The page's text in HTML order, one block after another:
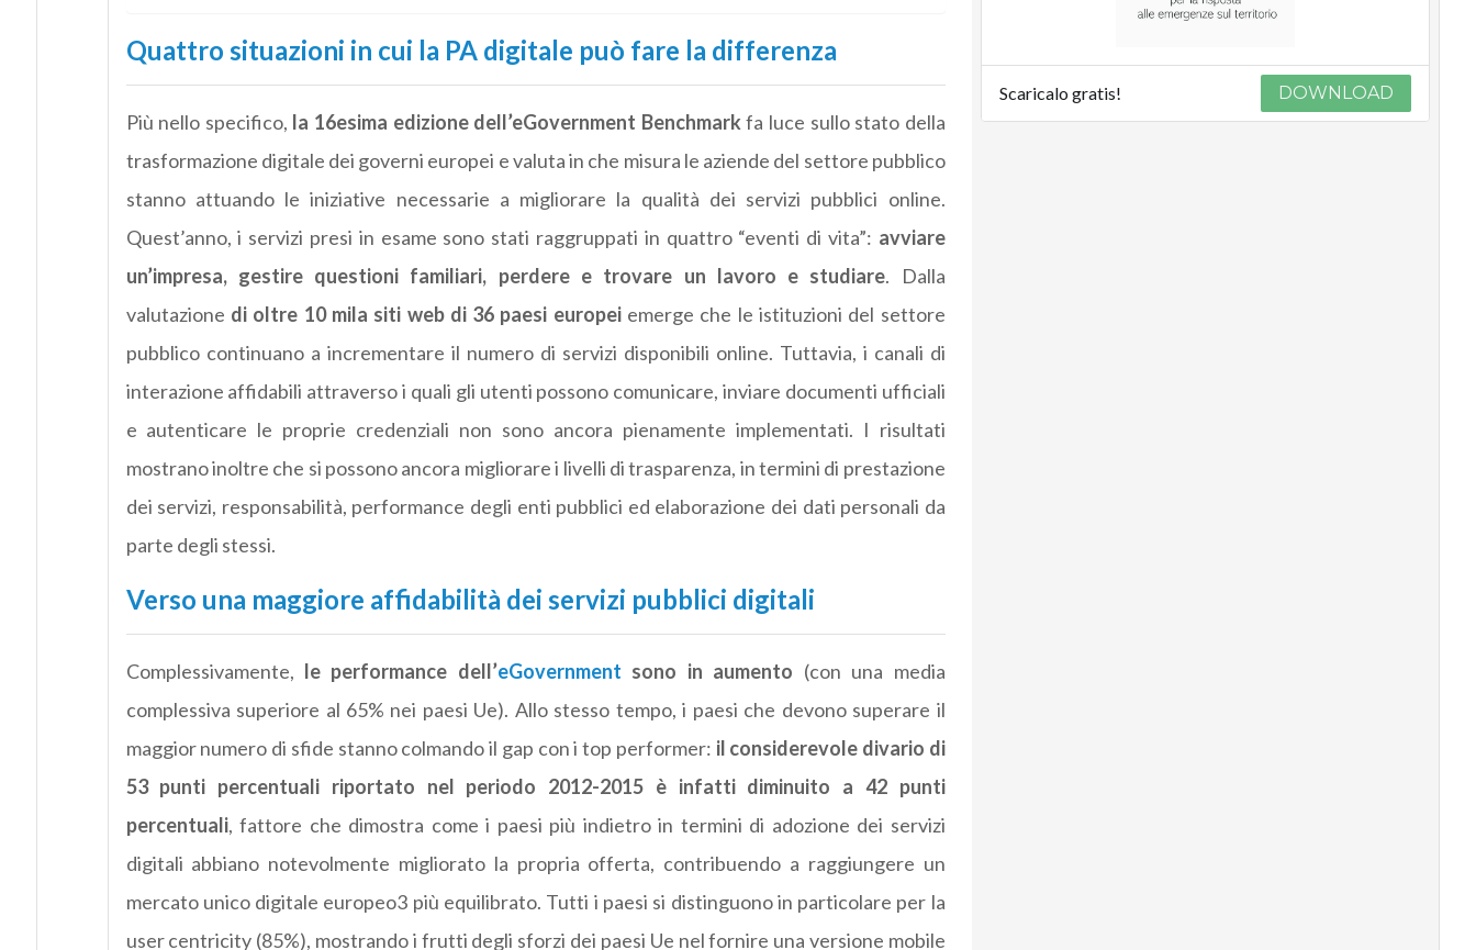
Quattro situazioni in cui la PA digitale può fare la differenza
Più nello specifico, la 16esima edizione dell’eGovernment Benchmark fa luce sullo stato della
trasformazione digitale dei governi europei e valuta in che misura le aziende del settore pubblico
stanno attuando le iniziative necessarie a migliorare la qualità dei servizi pubblici online.
Quest’anno, i servizi presi in esame sono stati raggruppati in quattro “eventi di vita”: avviare
un’impresa, gestire questioni familiari, perdere e trovare un lavoro e studiare. Dalla
valutazione di oltre 10 mila siti web di 36 paesi europeiemerge che le istituzioni del settore
pubblico continuano a incrementare il numero di servizi disponibili online. Tuttavia, i canali di
interazione affidabili attraverso i quali gli utenti possono comunicare, inviare documenti ufficiali
e autenticare le proprie credenziali non sono ancora pienamente implementati. I risultati
mostrano inoltre che si possono ancora migliorare i livelli di trasparenza, in termini di prestazione
dei servizi, responsabilità, performance degli enti pubblici ed elaborazione dei dati personali da
parte degli stessi.
Verso una maggiore affidabilità dei servizi pubblici digitali
Complessivamente, le performance dell’eGovernment sono in aumento (con una media
complessiva superiore al 65% nei paesi Ue). Allo stesso tempo, i paesi che devono superare il
maggior numero di sfide stanno colmando il gap con i top performer: il considerevole divario di
53 punti percentuali riportato nel periodo 2012-2015 è infatti diminuito a 42 punti
percentuali, fattore che dimostra come i paesi più indietro in termini di adozione dei servizi
digitali abbiano notevolmente migliorato la propria offerta, contribuendo a raggiungere un
mercato unico digitale europeo3 più equilibrato. Tutti i paesi si distinguono in particolare per la
user centricity (85%), mostrando i frutti degli sforzi dei paesi Ue nel fornire una versione mobile
Scaricalo gratis! DOWNLOAD